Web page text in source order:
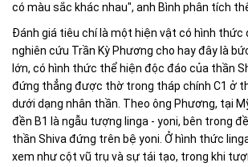
có màu sắc khác nhau", anh Bình phân tích
Đánh giá tiêu chí là một hiện vật có hình thức
nghiên cứu Trần Kỳ Phương cho hay đây là
lớn, có hình thức thể hiện độc đáo của thần
đứng thẳng được thờ trong tháp chính C1 ở
dưới dạng nhân thần. Theo ông Phương, tại
đền B1 là ngẫu tượng linga - yoni, bên trong
thần Shiva đứng trên bệ yoni. Ở hình thức
xem như cột vũ trụ và sự tái tạo, trong khi